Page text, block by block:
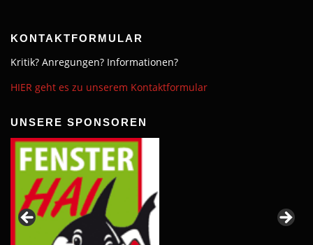
KONTAKTFORMULAR
Kritik? Anregungen? Informationen?
HIER geht es zu unserem Kontaktformular
UNSERE SPONSOREN